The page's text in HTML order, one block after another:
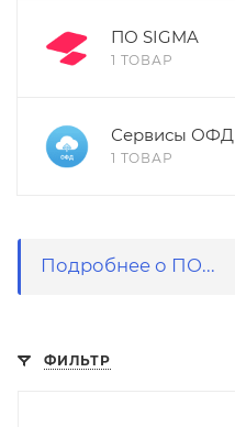
ПО SIGMA
1 ТОВАР
Сервисы ОФД
1 ТОВАР
Подробнее о ПО...
ФИЛЬТР